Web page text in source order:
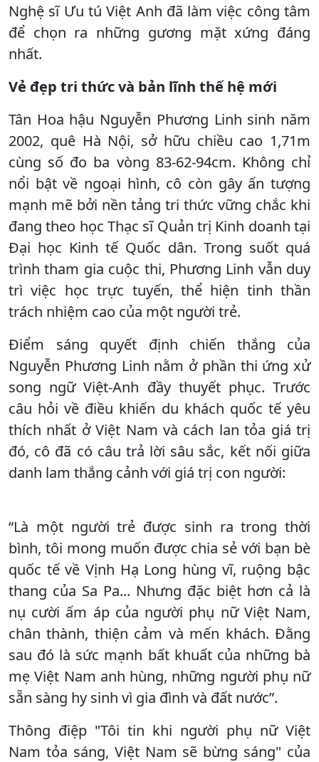
Nghệ sĩ Ưu tú Việt Anh đã làm việc công tâm
để chọn ra những gương mặt xứng đáng
nhất.
Vẻ đẹp tri thức và bản lĩnh thế hệ mới
Tân Hoa hậu Nguyễn Phương Linh sinh năm
2002, quê Hà Nội, sở hữu chiều cao 1,71m
cùng số đo ba vòng 83-62-94cm. Không chỉ
nổi bật về ngoại hình, cô còn gây ấn tượng
mạnh mẽ bởi nền tảng tri thức vững chắc khi
đang theo học Thạc sĩ Quản trị Kinh doanh tại
Đại học Kinh tế Quốc dân. Trong suốt quá
trình tham gia cuộc thi, Phương Linh vẫn duy
trì việc học trực tuyến, thể hiện tinh thần
trách nhiệm cao của một người trẻ.
Điểm sáng quyết định chiến thắng của
Nguyễn Phương Linh nằm ở phần thi ứng xử
song ngữ Việt-Anh đầy thuyết phục. Trước
câu hỏi về điều khiến du khách quốc tế yêu
thích nhất ở Việt Nam và cách lan tỏa giá trị
đó, cô đã có câu trả lời sâu sắc, kết nối giữa
danh lam thắng cảnh với giá trị con người:
“Là một người trẻ được sinh ra trong thời
bình, tôi mong muốn được chia sẻ với bạn bè
quốc tế về Vịnh Hạ Long hùng vĩ, ruộng bậc
thang của Sa Pa... Nhưng đặc biệt hơn cả là
nụ cười ấm áp của người phụ nữ Việt Nam,
chân thành, thiện cảm và mến khách. Đằng
sau đó là sức mạnh bất khuất của những bà
mẹ Việt Nam anh hùng, những người phụ nữ
sẵn sàng hy sinh vì gia đình và đất nước”.
Thông điệp "Tôi tin khi người phụ nữ Việt
Nam tỏa sáng, Việt Nam sẽ bừng sáng" của